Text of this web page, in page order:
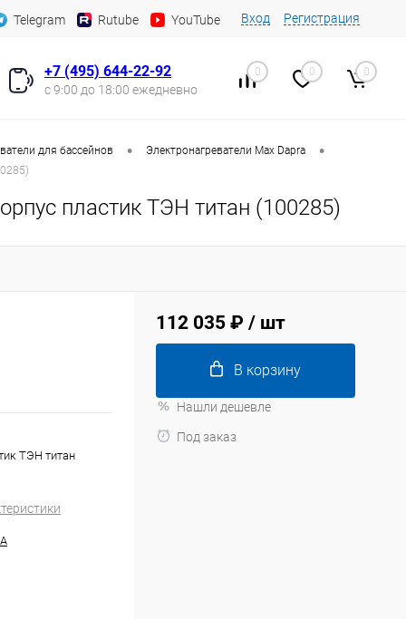
Telegram Rutube YouTube Вход Регистрация
+7 (495) 644-22-92
с 9:00 до 18:00 ежедневно
0 0 0
для бассейнов • Электронагреватели Max Dapra •
пластик ТЭН титан (100285)
ТЭН титан
112 035 ₽ / шт
В корзину
Нашли дешевле
Под заказ